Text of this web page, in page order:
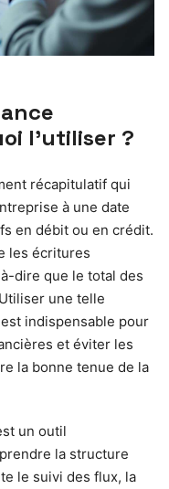
l’utiliser ?
récapitulatif qui
à une date
en débit ou en crédit.
les écritures
dire que le total des
une telle
indispensable pour
et éviter les
la bonne tenue de la
un outil
la structure
le suivi des flux, la